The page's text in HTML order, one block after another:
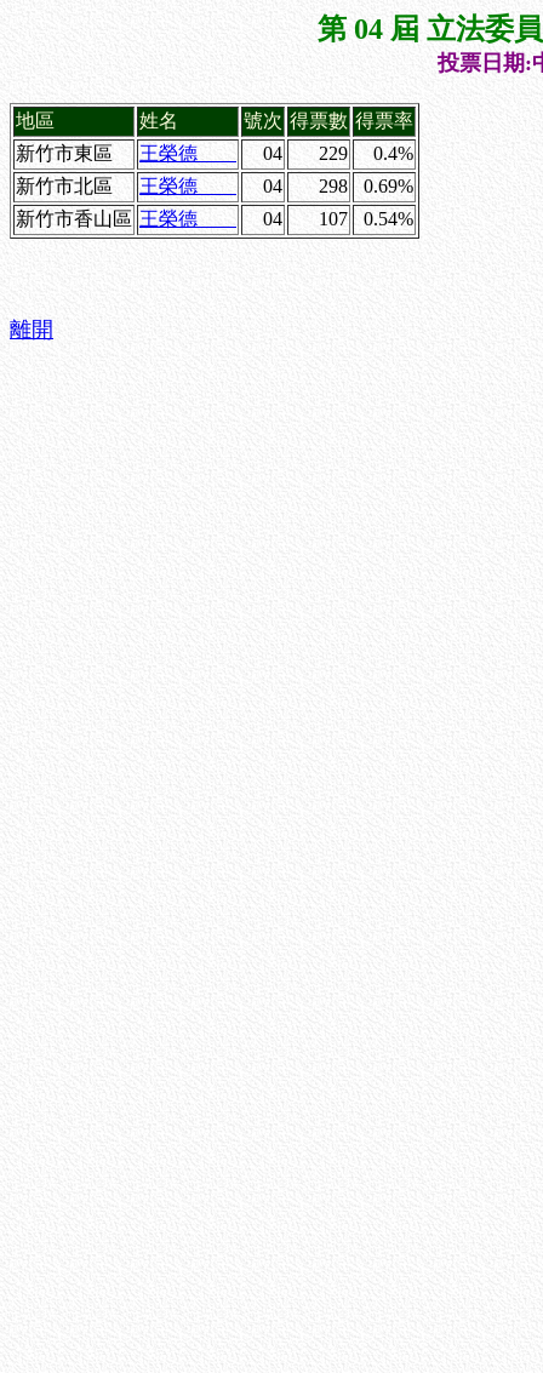
第 04 屆 立法委
投票日期:
地區 姓名 號次 得票數 得票率
新竹市東區
王榮德 04 229
0.4%
新竹市北區
王榮德 04 298
0.69%
新竹市香山區 王榮德 04 107 0.54%
離開